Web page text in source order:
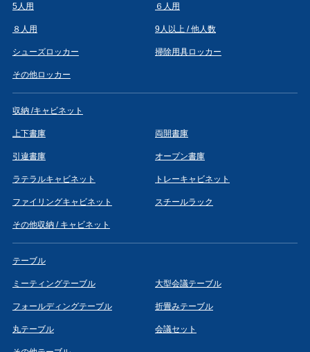
5人用 ６人用
８人用 9人以上 / 他人数
シューズロッカー 掃除用具ロッカー
その他ロッカー
収納 /キャビネット
上下書庫 両開書庫
引違書庫 オープン書庫
ラテラルキャビネット トレーキャビネット
ファイリングキャビネット スチールラック
その他収納 / キャビネット
テーブル
ミーティングテーブル 大型会議テーブル
フォールディングテーブル 折畳みテーブル
丸テーブル 会議セット